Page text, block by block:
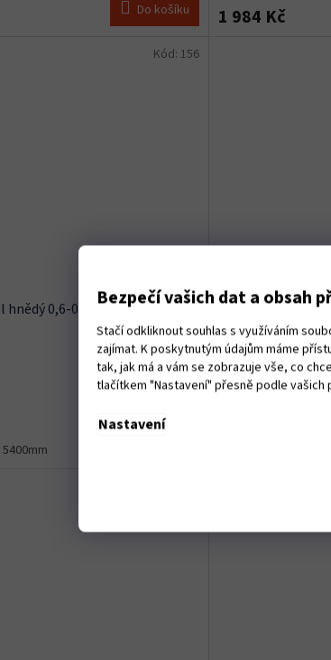
Bezpečí vašich dat a obsah
Stačí odkliknout souhlas s využíváním
zajímat. K poskytnutým údajům máme
tak, jak má a vám se zobrazuje vše, co
tlačítkem "Nastavení" přesně podle vašich
Nastavení
Do košíku 1 984 Kč
hnědý 0,6-0,8mm 1,3x3,6
Skladem(1 ks)
5400mm
Kód: 156
Spirála Binzel